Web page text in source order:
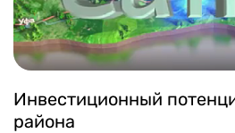
Инвестиционный
района